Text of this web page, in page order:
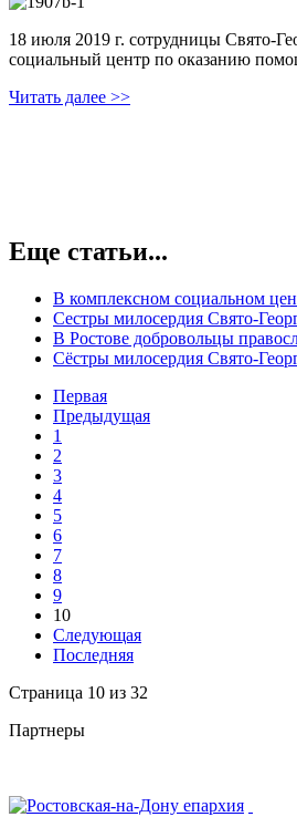
18 июля 2019 г. сотрудницы Свято-
социальный центр по оказанию
Читать далее >>
Еще статьи...
В комплексном социальном
Сестры милосердия Свято-
В Ростове добровольцы
Сёстры милосердия Свято-
Первая
Предыдущая
1
2
3
4
5
6
7
8
9
10
Следующая
Последняя
Страница 10 из 32
Партнеры